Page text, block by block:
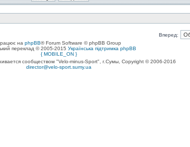
Вперед:
на phpBB® Forum Software © phpBB Group
переклад © 2005-2015 Українська підтримка phpBB
{ MOBILE_ON }
сообществом "Velo-minus-Sport", г.Сумы, Copyright © 2006-2016
director@velo-sport.sumy.ua